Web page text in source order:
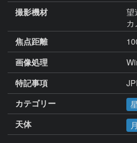
撮影機材
望
焦点距離
画像処理
特記事項
カテゴリー
天体
月